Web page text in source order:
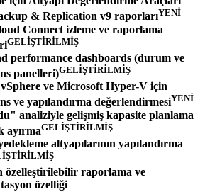
& Replication v9 raporlarıYENİ
Connect izleme ve raporlama
GELİŞTİRİLMİŞ
performance dashboards (durum ve
panelleri)GELİŞTİRİLMİŞ
ve Microsoft Hyper-V için
ve yapılandırma değerlendirmesiYENİ
analiziyle gelişmiş kapasite planlama
ayırmaGELİŞTİRİLMİŞ
altyapılarının yapılandırma
özelleştirilebilir raporlama ve
özelliği